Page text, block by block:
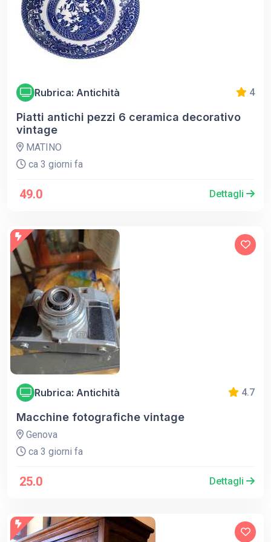
Rubrica: Antichità 4
Piatti antichi pezzi 6 ceramica decorativo
vintage
MATINO
ca 3 giorni fa
49.0 Dettagli
Rubrica: Antichità 4.7
Macchine fotografiche vintage
Genova
ca 3 giorni fa
25.0 Dettagli